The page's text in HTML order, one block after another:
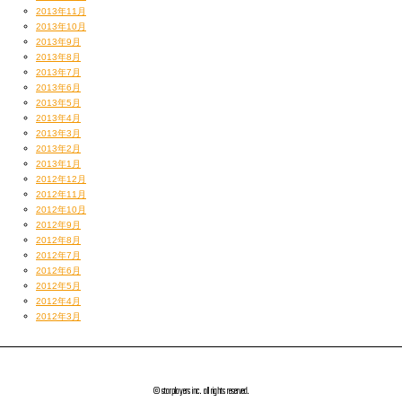
OUT LEAP
usako、RYOTAROからなる、
東海を牽引し、全国で活躍する若手実力派LOCKINチーム。
洗練されたクリアな動きと深いグルーブ感、息のあった高い質感のルーティ
ンで人々を魅了する。
個々でもバトルやユニットショー等で全国的に結果を残し、注目を集めてい
る。
[チーム経歴]
WDC LOCK 中部予選 優勝
WDC FINAL 日本予選 BEST8
GATSBY DANSE
COMPETITION8th中部地区予選 優勝
BATTLE TRIBE 準優勝
BIG BANG大阪 準優勝
BUZZ STYLE名古屋予選 優勝
裏BUZZ STYLE中部予選 優勝
シンボル関西大学対抗バトル 優勝
2013年11月
2013年10月
2013年9月
2013年8月
2013年7月
2013年6月
2013年5月
2013年4月
2013年3月
2013年2月
2013年1月
2012年12月
2012年11月
2012年10月
2012年9月
2012年8月
2012年7月
2012年6月
2012年5月
2012年4月
2012年3月
© starplayers inc. all rights reserved.